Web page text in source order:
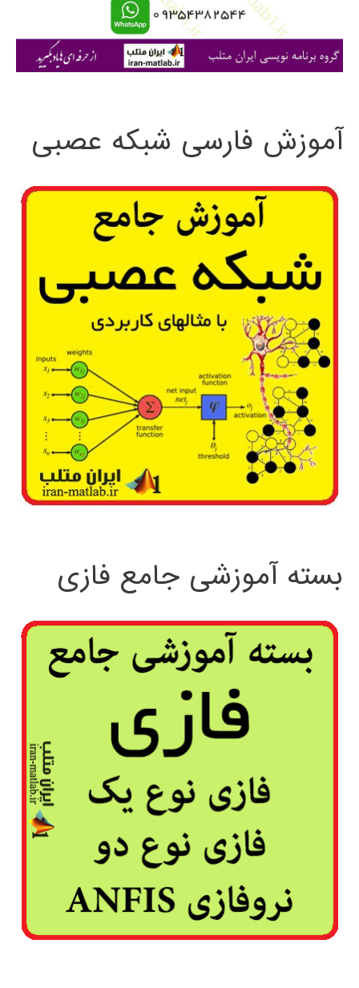
ی
آموزش فارسی شبکه عصبی
بسته آموزشی جامع فازی